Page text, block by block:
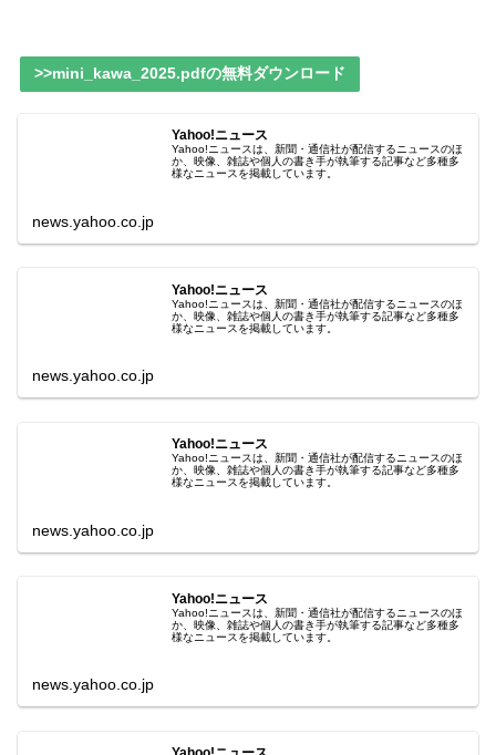
>>mini_kawa_2025.pdfの無料ダウンロード
Yahoo!ニュース
Yahoo!ニュースは、新聞・通信社が配信するニュースのほ
か、映像、雑誌や個人の書き手が執筆する記事など多種多
様なニュースを掲載しています。
news.yahoo.co.jp
Yahoo!ニュース
Yahoo!ニュースは、新聞・通信社が配信するニュースのほ
か、映像、雑誌や個人の書き手が執筆する記事など多種多
様なニュースを掲載しています。
news.yahoo.co.jp
Yahoo!ニュース
Yahoo!ニュースは、新聞・通信社が配信するニュースのほ
か、映像、雑誌や個人の書き手が執筆する記事など多種多
様なニュースを掲載しています。
news.yahoo.co.jp
Yahoo!ニュース
Yahoo!ニュースは、新聞・通信社が配信するニュースのほ
か、映像、雑誌や個人の書き手が執筆する記事など多種多
様なニュースを掲載しています。
news.yahoo.co.jp